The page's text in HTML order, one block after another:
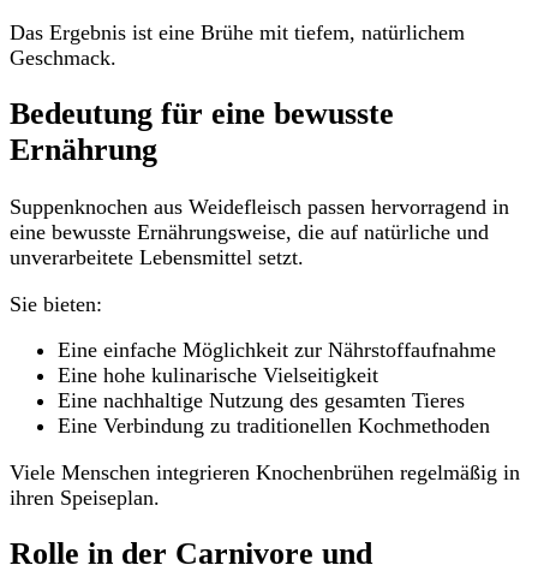
Das Ergebnis ist eine Brühe mit tiefem, natürlichem
Geschmack.
Bedeutung für eine bewusste
Ernährung
Suppenknochen aus Weidefleisch passen hervorragend in
eine bewusste Ernährungsweise, die auf natürliche und
unverarbeitete Lebensmittel setzt.
Sie bieten:
Eine einfache Möglichkeit zur Nährstoffaufnahme
Eine hohe kulinarische Vielseitigkeit
Eine nachhaltige Nutzung des gesamten Tieres
Eine Verbindung zu traditionellen Kochmethoden
Viele Menschen integrieren Knochenbrühen regelmäßig in
ihren Speiseplan.
Rolle in der Carnivore und